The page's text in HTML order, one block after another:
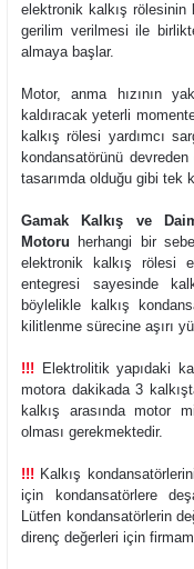
elektronik kalkış rölesinin
gerilim verilmesi ile
almaya başlar.
Motor, anma hızının
kaldıracak yeterli
kalkış rölesi yardımcı
kondansatörünü
tasarımda olduğu gibi tek
Gamak Kalkış ve
Motoru herhangi bir
elektronik kalkış rölesi
entegresi sayesinde
böylelikle kalkış
kilitlenme sürecine aşırı
!!! Elektrolitik yapıdaki
motora dakikada 3
kalkış arasında motor
olması gerekmektedir.
!!! Kalkış
için kondansatörlere
Lütfen kondansatörlerin
direnç değerleri için